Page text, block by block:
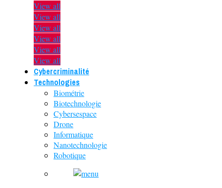
View all
View all
View all
View all
View all
View all
Cybercriminalité
Technologies
Biométrie
Biotechnologie
Cybersespace
Drone
Informatique
Nanotechnologie
Robotique